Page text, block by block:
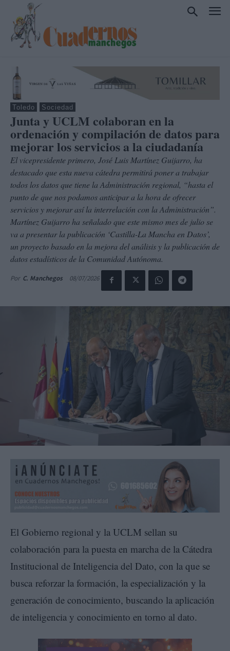
Toledo Sociedad
Junta y UCLM colaboran en la
ordenación y compilación de datos para
mejorar los servicios a la ciudadanía
El vicepresidente primero, José Luis Martínez Guijarro, ha
destacado que esta nueva cátedra permitirá poner a trabajar
todos los datos que tiene la Administración regional, “hasta el
punto de que nos podamos anticipar a la hora de ofrecer
servicios y mejorar así la interrelación con la Administración”.
Martínez Guijarro ha señalado que este mismo mes de julio se
va a presentar la publicación ‘Castilla-La Mancha en Datos’,
un proyecto basado en la mejora del análisis y la publicación de
datos estadísticos de la Comunidad Autónoma.
Por C. Manchegos 08/07/2026
El Gobierno regional y la UCLM sellan su
colaboración para la puesta en marcha de la Cátedra
Institucional de Inteligencia del Dato, con la que se
busca reforzar la formación, la especialización y la
generación de conocimiento, buscando la aplicación
de inteligencia y conocimiento en torno al dato.